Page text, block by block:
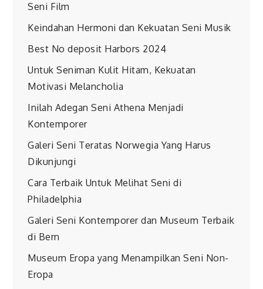
Seni Film
Keindahan Hermoni dan Kekuatan Seni Musik
Best No deposit Harbors 2024
Untuk Seniman Kulit Hitam, Kekuatan
Motivasi Melancholia
Inilah Adegan Seni Athena Menjadi
Kontemporer
Galeri Seni Teratas Norwegia Yang Harus
Dikunjungi
Cara Terbaik Untuk Melihat Seni di
Philadelphia
Galeri Seni Kontemporer dan Museum Terbaik
di Bern
Museum Eropa yang Menampilkan Seni Non-
Eropa